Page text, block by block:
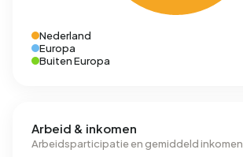
Nederland
Europa
Buiten Europa
Arbeid & inkomen
Arbeidsparticipatie en gemiddeld inkomen